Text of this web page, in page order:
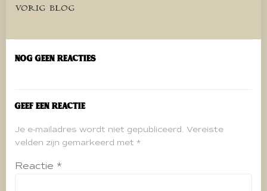
Bericht
navigatie
VORIG BLOG
Nog geen reacties
Geef een reactie
Je e-mailadres wordt niet gepubliceerd. Vereiste
velden zijn gemarkeerd met *
Reactie *